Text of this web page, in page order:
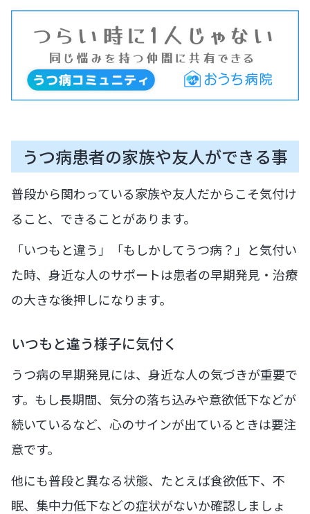
うつ病患者の家族や友人ができる事
普段から関わっている家族や友人だからこそ気付け
ること、できることがあります。
「いつもと違う」「もしかしてうつ病？」と気付い
た時、身近な人のサポートは患者の早期発見・治療
の大きな後押しになります。
いつもと違う様子に気付く
うつ病の早期発見には、身近な人の気づきが重要で
す。もし長期間、気分の落ち込みや意欲低下などが
続いているなど、心のサインが出ているときは要注
意です。
他にも普段と異なる状態、たとえば食欲低下、不
眠、集中力低下などの症状がないか確認しましょ